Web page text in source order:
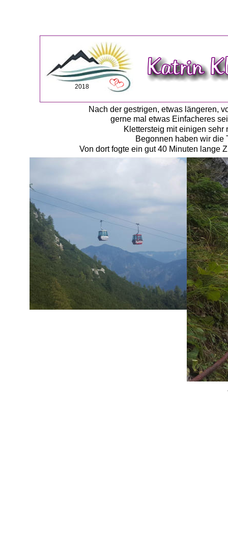
Nach der gestrigen, etwas längeren,
gerne mal etwas Einfacheres
Klettersteig mit einigen sehr
Begonnen haben wir die
Von dort fogte ein gut 40 Minuten lange
2018